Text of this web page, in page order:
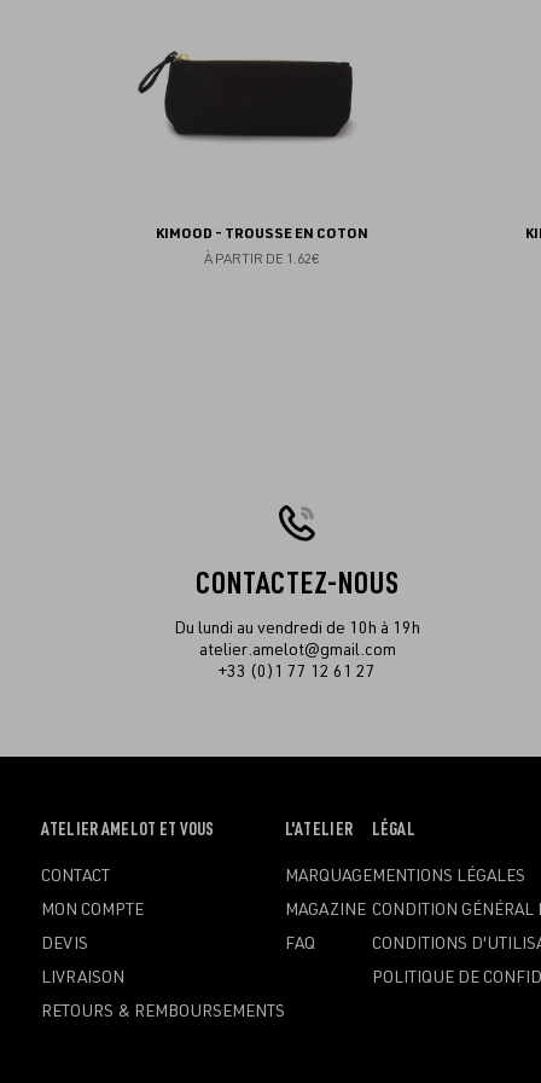
KIMOOD - TROUSSE EN COTON
À PARTIR DE 1.62€
CONTACTEZ-NOUS
Du lundi au vendredi de 10h à 19h
atelier.amelot@gmail.com
+33 (0)1 77 12 61 27
OUVRIR
MENU
ATELIER AMELOT ET VOUS
CONTACT
MON COMPTE
DEVIS
LIVRAISON
RETOURS & REMBOURSEMENTS
OUVRIR
MENU
L'ATELIER
MARQUAGE
MAGAZINE
FAQ
OUVRIR
MENU
LÉGAL
MENTIONS LÉGALES
CONDITION GÉNÉRAL
CONDITIONS
POLITIQUE DE